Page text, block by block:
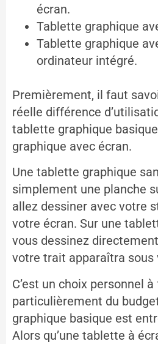
écran.
Tablette graphique
Tablette graphique
ordinateur intégré.
Premièrement, il faut
réelle différence
tablette graphique
graphique avec écran.
Une tablette graphique
simplement une planche
allez dessiner avec votre
votre écran. Sur une
vous dessinez
votre trait apparaîtra sous
C’est un choix personnel
particulièrement du
graphique basique est
Alors qu’une tablette à